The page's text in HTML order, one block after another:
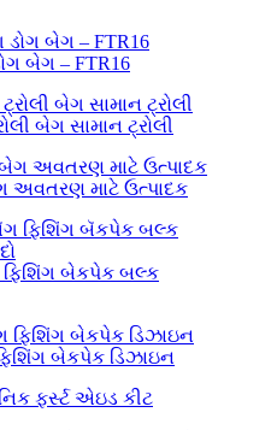
બેગ – FTR16
બેગ સામાન ટ્રોલી
માટે ઉત્પાદક
ફિશિંગ બેકપેક બલ્ક
બેકપેક ડિઝાઇન